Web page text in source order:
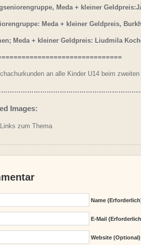
Meda + kleiner
Meda + kleiner Geldpreis,
Meda + kleiner Geldpreis: Liudmila
an alle Kinder U14 beim
Images:
zum Thema
Name
E-Mail
Website (Optional)